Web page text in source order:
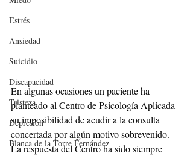
Estrés
Ansiedad
Suicidio
Discapacidad
Tristeza
Depresión
Blanca de la Torre Fernández
En algunas ocasiones un paciente ha
planteado al Centro de Psicología Aplicada
su imposibilidad de acudir a la consulta
concertada por algún motivo sobrevenido.
La respuesta del Centro ha sido siempre